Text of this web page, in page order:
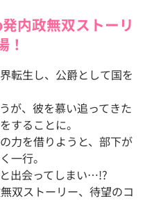
内政無双ストーリ
！
転生し、公爵として国を
が、彼を慕い追ってきた
することに。
力を借りようと、部下が
一行。
出会ってしまい…!?
双ストーリー、待望のコ